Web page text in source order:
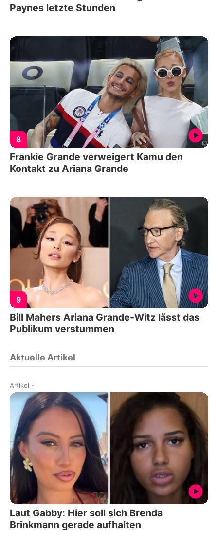
Paynes letzte Stunden
8
Frankie Grande verweigert Kamu den
Kontakt zu Ariana Grande
9
Bill Mahers Ariana Grande-Witz lässt das
Publikum verstummen
Aktuelle Artikel
Artikel -
Laut Gabby: Hier soll sich Brenda
Brinkmann gerade aufhalten